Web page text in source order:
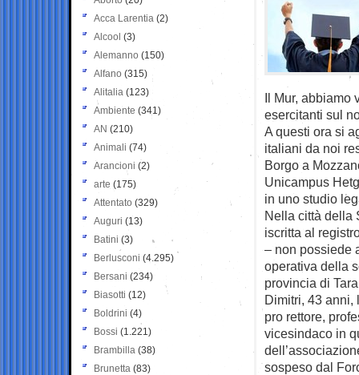
Il Mur, abbiamo
esercitanti sul
A questi ora si
italiani da noi
Borgo a
Unicampus
in uno studio
Nella città della
iscritta al
– non possiede
operativa della
provincia di
Dimitri, 43 anni,
pro rettore,
vicesindaco in
sospeso dal
Acca Larentia (2)
Alcool (3)
Alemanno (150)
Alfano (315)
Alitalia (123)
Ambiente (341)
AN (210)
Animali (74)
Arancioni (2)
arte (175)
Attentato (329)
Auguri (13)
Batini (3)
Berlusconi (4.295)
Bersani (234)
Biasotti (12)
Boldrini (4)
Bossi (1.221)
Brambilla (38)
Brunetta (83)